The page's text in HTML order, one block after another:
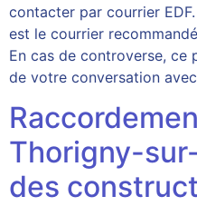
contacter par courrier
est le courrier
En cas de controverse, ce
de votre conversation
Thorigny-
des